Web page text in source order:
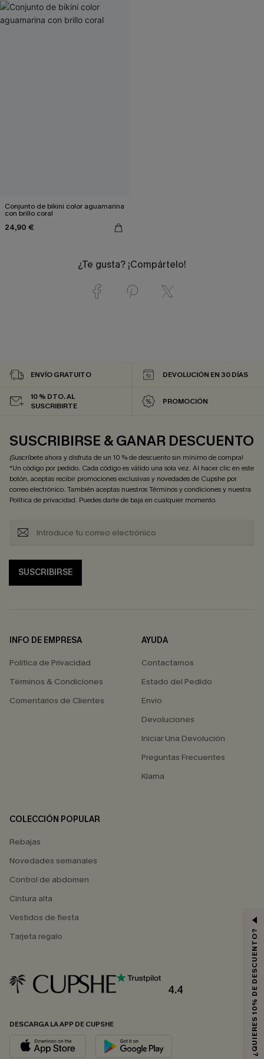
Conjunto de bikini color aguamarina
con brillo coral
24,90 €
¿Te gusta? ¡Compártelo!
ENVÍO GRATUITO DEVOLUCIÓN EN 30 DÍAS
10 % DTO. AL
SUSCRIBIRTE
PROMOCIÓN
SUSCRIBIRSE & GANAR DESCUENTO
¡Suscríbete ahora y disfruta de un 10 % de descuento sin mínimo de compra!
*Un código por pedido. Cada código es válido una sola vez. Al hacer clic en este
botón, aceptas recibir promociones exclusivas y novedades de Cupshe por
correo electrónico. También aceptas nuestrosTérminos y condicionesy nuestra
Política de privacidad. Puedes darte de baja en cualquier momento.
SUSCRIBIRSE
INFO DE EMPRESA
Política de Privacidad
Términos & Condiciones
Comentarios de Clientes
AYUDA
Contactarnos
Estado del Pedido
Envío
Devoluciones
Iniciar Una Devolución
Preguntas Frecuentes
Klarna
COLECCIÓN POPULAR
Rebajas
Novedades semanales
Control de abdomen
Cintura alta
Vestidos de fiesta
Tarjeta regalo
4.4
DESCARGA LA APP DE CUPSHE ¿QUIERES 10% DE DESCUENTO?